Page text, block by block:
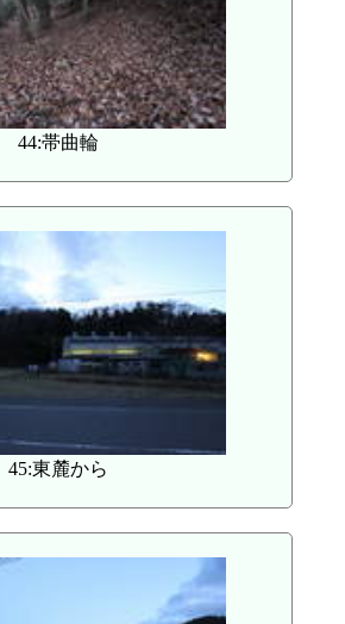
44:帯曲輪
45:東麓から